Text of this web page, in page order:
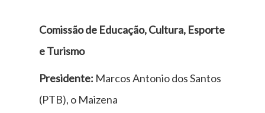
Comissão de Educação, Cultura, Esporte
e Turismo
Presidente: Marcos Antonio dos Santos
(PTB), o Maizena